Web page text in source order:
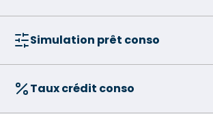
Simulation prêt conso
Taux crédit conso